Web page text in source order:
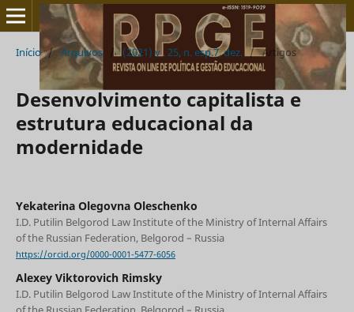
Início / Arquivos / (2021) v . 25, n. esp.7, dez. / Artigos
Desenvolvimento capitalista e
estrutura educacional da
modernidade
Yekaterina Olegovna Oleschenko
I.D. Putilin Belgorod Law Institute of the Ministry of Internal Affairs
of the Russian Federation, Belgorod – Russia
https://orcid.org/0000-0001-5477-6056
Alexey Viktorovich Rimsky
I.D. Putilin Belgorod Law Institute of the Ministry of Internal Affairs